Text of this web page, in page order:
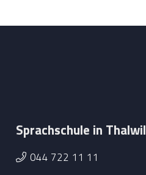
Sprachschule in Thalwil
044 722 11 11